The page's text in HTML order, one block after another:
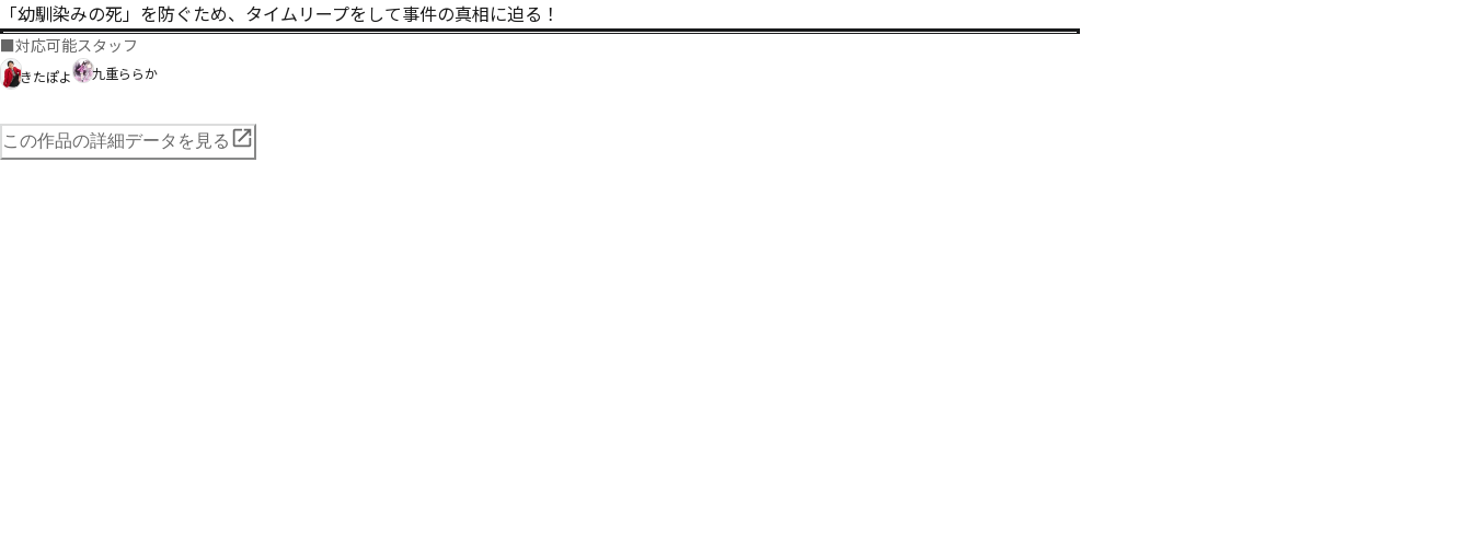
「幼馴染みの死」を防ぐため、タイムリープをして事件の真相に迫る！
■対応可能スタッフ
きたぽよ 九重ららか
この作品の詳細データを見る